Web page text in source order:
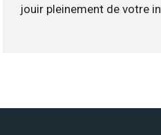
jouir pleinement de votre